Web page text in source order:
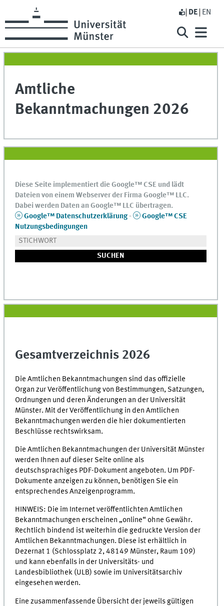
DE EN
Amtliche
Bekanntmachungen 2026
Diese Seite implementiert die Google™ CSE und lädt
Dateien von einem Webserver der Firma Google™ LLC.
Dabei werden Daten an Google™ LLC übertragen.
Google™ Datenschutzerklärung-
Google™ CSE
Nutzungsbedingungen
Gesamtverzeichnis 2026
Die Amtlichen Bekanntmachungen sind das offizielle
Organ zur Veröffentlichung von Bestimmungen, Satzungen,
Ordnungen und deren Änderungen an der Universität
Münster. Mit der Veröffentlichung in den Amtlichen
Bekanntmachungen werden die hier dokumentierten
Beschlüsse rechtswirksam.
Die Amtlichen Bekanntmachungen der Universität Münster
werden Ihnen auf dieser Seite online als
deutschsprachiges PDF-Dokument angeboten. Um PDF-
Dokumente anzeigen zu können, benötigen Sie ein
entsprechendes Anzeigenprogramm.
HINWEIS: Die im Internet veröffentlichten Amtlichen
Bekanntmachungen erscheinen „online“ ohne Gewähr.
Rechtlich bindend ist weiterhin die gedruckte Version der
Amtlichen Bekanntmachungen. Diese ist erhältlich in
Dezernat 1 (Schlossplatz 2, 48149 Münster, Raum 109)
und kann ebenfalls in der Universitäts- und
Landesbibliothek (ULB) sowie im Universitätsarchiv
eingesehen werden.
Eine zusammenfassende Übersicht der jeweils gültigen